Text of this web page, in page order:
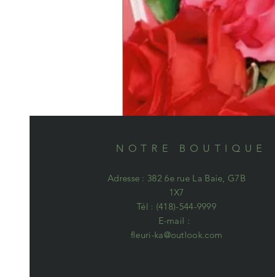
NOTRE BOUTIQUE
Adresse : 382 6e rue La Baie, G7B
1X7
Tél : (418)-544-9999
E-mail :
fleuri-ka@outlook.com